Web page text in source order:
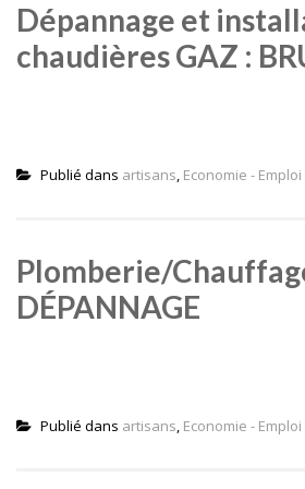
Dépannage et
chaudières GAZ :
Publié dans artisans, Economie - Emploi
Plomberie/
DÉPANNAGE
Publié dans artisans, Economie - Emploi